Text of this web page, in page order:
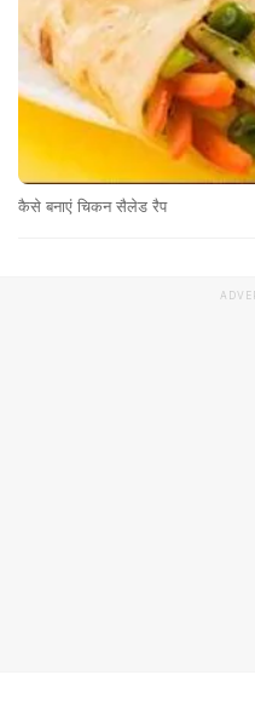
कैसे बनाएं चिकन सैलेड रैप